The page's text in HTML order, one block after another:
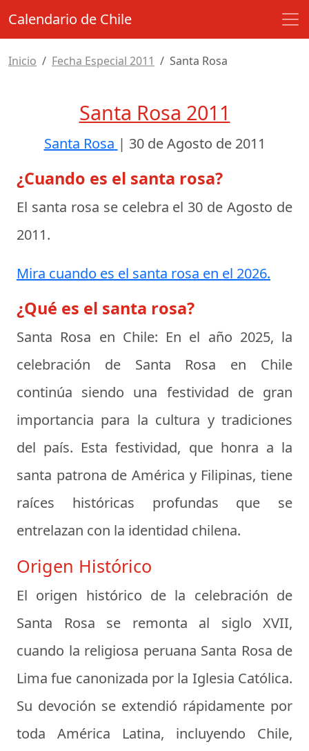
Calendario de Chile
Inicio Fecha Especial 2011 Santa Rosa
Santa Rosa 2011
Santa Rosa | 30 de Agosto de 2011
¿Cuando es el santa rosa?
El santa rosa se celebra el 30 de Agosto de
2011.
Mira cuando es el santa rosa en el 2026.
¿Qué es el santa rosa?
Santa Rosa en Chile: En el año 2025, la
celebración de Santa Rosa en Chile
continúa siendo una festividad de gran
importancia para la cultura y tradiciones
del país. Esta festividad, que honra a la
santa patrona de América y Filipinas, tiene
raíces históricas profundas que se
entrelazan con la identidad chilena.
Origen Histórico
El origen histórico de la celebración de
Santa Rosa se remonta al siglo XVII,
cuando la religiosa peruana Santa Rosa de
Lima fue canonizada por la Iglesia Católica.
Su devoción se extendió rápidamente por
toda América Latina, incluyendo Chile,